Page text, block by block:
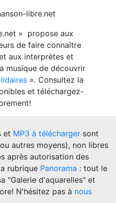
libre.net
» propose aux
de faire connaître
aux interprètes et
musique de découvrir
». Consultez la
et téléchargez-
et MP3 à télécharger sont
autres moyens), non libres
après autorisation des
rubrique Panorama : tout le
"Galerie d'aquarelles" et
N'hésitez pas à nous